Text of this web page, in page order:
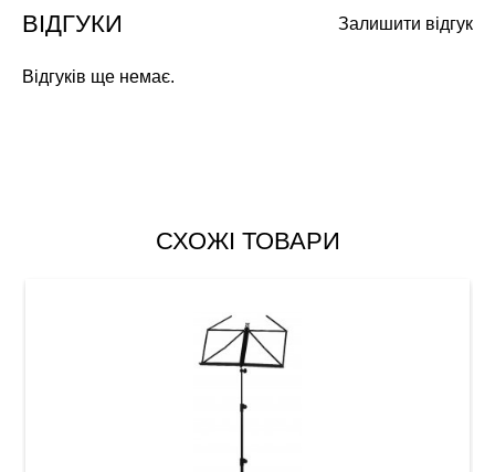
Залишити відгук
ВІДГУКИ
Відгуків ще немає.
СХОЖІ ТОВАРИ